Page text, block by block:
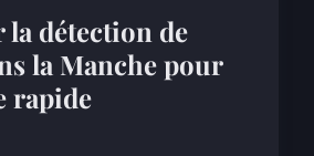
détection de
la Manche pour
rapide